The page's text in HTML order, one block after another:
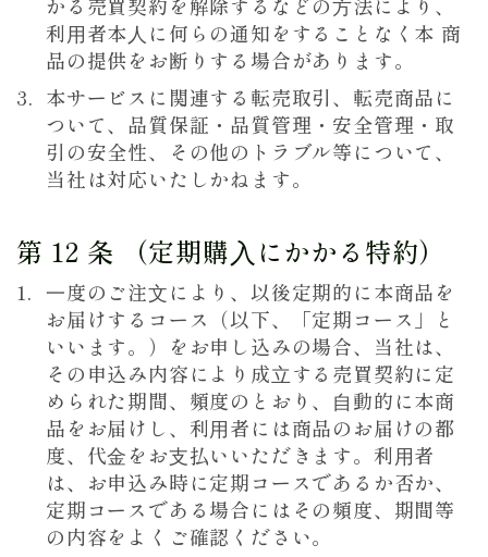
利⽤者本⼈に何らの通知をすることなく本 商
品の提供をお断りする場合があります。
本サービスに関連する転売取引、転売商品に
ついて、品質保証・品質管理・安全管理・取
引の安全性、その他のトラブル等について、
当社は対応いたしかねます。
第 12 条 （定期購⼊にかかる特約）
⼀度のご注⽂により、以後定期的に本商品を
お届けするコース（以下、「定期コース」と
いいます。）をお申し込みの場合、当社は、
その申込み内容により成⽴する売買契約に定
められた期間、頻度のとおり、⾃動的に本商
品をお届けし、利⽤者には商品のお届けの都
度、代⾦をお⽀払いいただきます。利⽤者
は、お申込み時に定期コースであるか否か、
定期コースである場合にはその頻度、期間等
の内容をよくご確認ください。